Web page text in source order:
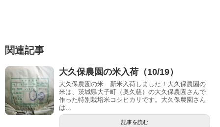
関連記事
大久保農園の米入荷（10/19）
大久保農園の米 新米入荷しました！大久保農園の
米は、茨城県大子町（奥久慈）の大久保農園さんで
作った特別栽培米コシヒカリです。大久保農園さん
は...
記事を読む